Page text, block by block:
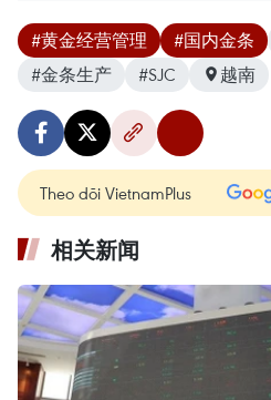
#黄金经营管理 #国内金条
#金条生产
#SJC 越南
Theo dõi VietnamPlus
相关新闻